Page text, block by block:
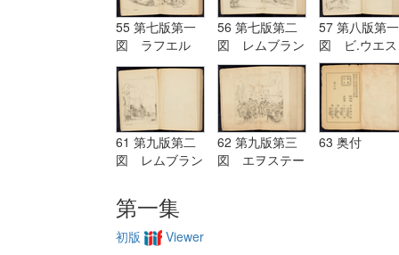
55 第七版第一
図 ラフエル
Raffaelle
56 第七版第二
図 レムブラン
ド Rembrandt
57 第八版第一
図 ビ.ウエス
ト B.West
61 第九版第二
図 レムブラン
62 第九版第三
図 エヲステー
63 奥付
第一集
初版 Viewer